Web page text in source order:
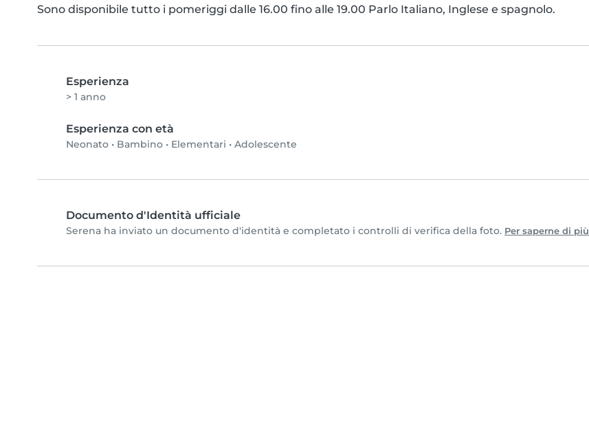
Sono disponibile tutto i pomeriggi dalle 16.00 fino alle 19.00 Parlo Italiano, Inglese e spagnolo.
Esperienza
> 1 anno
Esperienza con età
Neonato • Bambino • Elementari • Adolescente
Documento d'Identità ufficiale
Serena ha inviato un documento d'identità e completato i controlli di verifica della foto. Per saperne di più